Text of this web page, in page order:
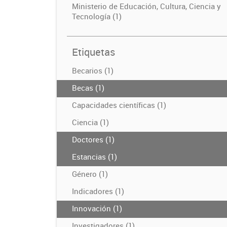
Ministerio de Educación, Cultura, Ciencia y
Tecnología (1)
Etiquetas
Becarios (1)
Becas (1)
Capacidades científicas (1)
Ciencia (1)
Doctores (1)
Estancias (1)
Género (1)
Indicadores (1)
Innovación (1)